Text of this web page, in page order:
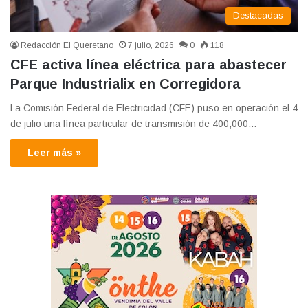
Destacadas
Redacción El Queretano 7 julio, 2026 0 118
CFE activa línea eléctrica para abastecer
Parque Industrialix en Corregidora
La Comisión Federal de Electricidad (CFE) puso en operación el 4
de julio una línea particular de transmisión de 400,000…
Leer más »